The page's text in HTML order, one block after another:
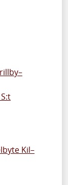
Kil–